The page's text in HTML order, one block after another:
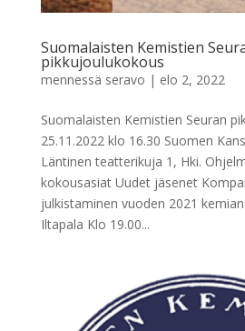
Suomalaisten Kemistien
pikkujoulukokous
mennessä seravo | elo 2, 2022
Suomalaisten Kemistien Seuran
25.11.2022 klo 16.30 Suomen
Läntinen teatterikuja 1, Hki.
kokousasiat Uudet jäsenet
julkistaminen vuoden 2021
Iltapala Klo 19.00...